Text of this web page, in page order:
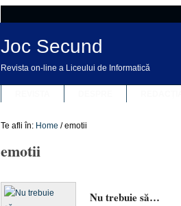
Joc Secund
Revista on-line a Liceului de Informatică
Te afli în: Home / emotii
emotii
Nu trebuie să…